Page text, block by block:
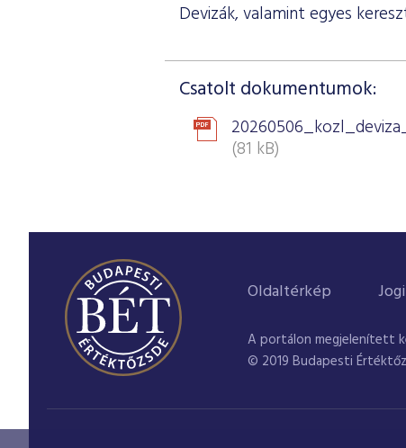
Devizák, valamint egyes
Csatolt dokumentumok:
(81 kB)
Oldaltérkép
A portálon megjelenített
© 2019 Budapesti